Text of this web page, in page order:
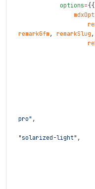
options={{
remarkGfm , remarkSlug ,
pro" ,
"solarized-light" ,